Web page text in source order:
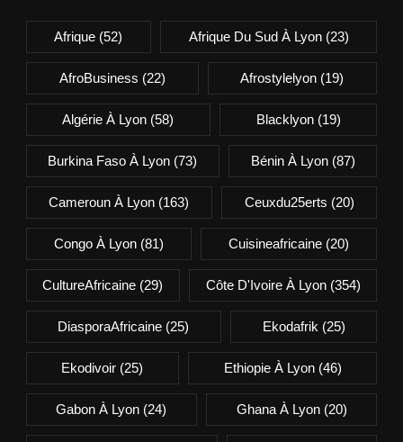
Afrique (52) Afrique Du Sud À Lyon(23)
AfroBusiness (22) Afrostylelyon (19)
Algérie À Lyon (58) Blacklyon(19)
Burkina Faso À Lyon (73) Bénin À Lyon(87)
Cameroun À Lyon (163) Ceuxdu25erts (20)
Congo À Lyon(81) Cuisineafricaine (20)
CultureAfricaine (29) Côte D'Ivoire À Lyon(354)
DiasporaAfricaine (25) Ekodafrik (25)
Ekodivoir (25) Ethiopie À Lyon(46)
Gabon À Lyon (24) Ghana À Lyon(20)